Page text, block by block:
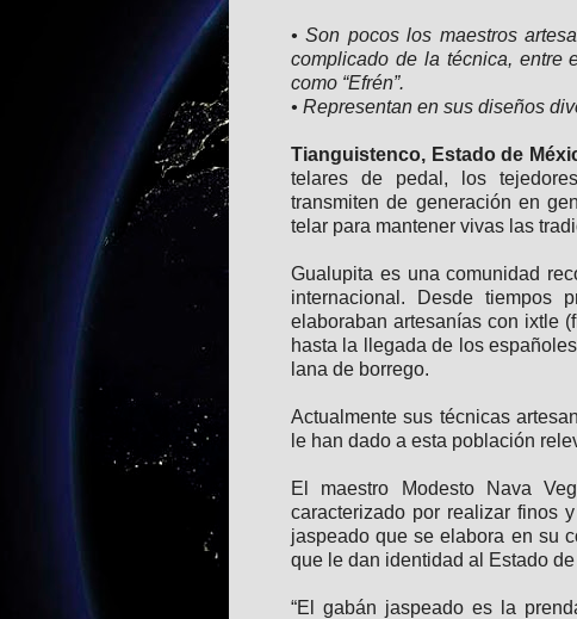
• Son pocos los maestros
complicado de la técnica, entre
como “Efrén”.
• Representan en sus diseños
Tianguistenco, Estado de
telares de pedal, los
transmiten de generación en
telar para mantener vivas las
Gualupita es una comunidad
internacional. Desde tiempos
elaboraban artesanías con ixtle
hasta la llegada de los
lana de borrego.
Actualmente sus técnicas
le han dado a esta población
El maestro Modesto Nava
caracterizado por realizar finos
jaspeado que se elabora en su
que le dan identidad al Estado
“El gabán jaspeado es la